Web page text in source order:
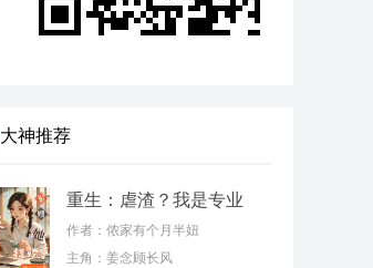
大神推荐
重生：虐渣？我是专业
的
作者：侬家有个月半妞
主角：姜念顾长风